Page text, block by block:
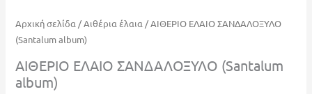
Αρχική σελίδα/Αιθέρια έλαια/ ΑΙΘΕΡΙΟ ΕΛΑΙΟ ΣΑΝΔΑΛΟΞΥΛΟ
(Santalum album)
ΑΙΘΕΡΙΟ ΕΛΑΙΟ ΣΑΝΔΑΛΟΞΥΛΟ (Santalum
album)